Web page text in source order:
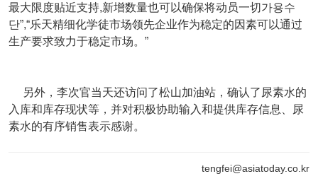
最大限度贴近支持,新增数量也可以确保将动员一切가용수
단”,“乐天精细化学徒市场领先企业作为稳定的因素可以通过
生产要求致力于稳定市场。”
另外，李次官当天还访问了松山加油站，确认了尿素水的
入库和库存现状等，并对积极协助输入和提供库存信息、尿
素水的有序销售表示感谢。
tengfei@asiatoday.co.kr